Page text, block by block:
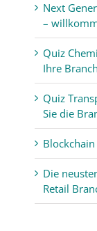
Next
–
Quiz
Ihre
Quiz
Sie die
Die
Retail